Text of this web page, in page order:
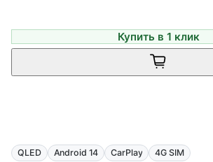
Купить в 1 клик
QLED Android 14 CarPlay 4G SIM